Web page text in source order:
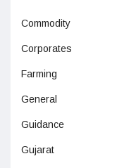
Commodity
Corporates
Farming
General
Guidance
Gujarat